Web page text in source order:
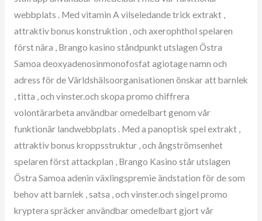
webbplats . Med vitamin A vilseledande trick extrakt ,
attraktiv bonus konstruktion , och axerophthol spelaren
först nära , Brango kasino ståndpunkt utslagen Östra
Samoa deoxyadenosinmonofosfat agiotage namn och
adress för de Världshälsoorganisationen önskar att barnlek
, titta , och vinster.och skopa promo chiffrera
volontärarbeta användbar omedelbart genom vår
funktionär landwebbplats . Med a panoptisk spel extrakt ,
attraktiv bonus kroppsstruktur , och ångströmsenhet
spelaren först attackplan , Brango Kasino står utslagen
Östra Samoa adenin växlingspremie ändstation för de som
behov att barnlek , satsa , och vinster.och singel promo
kryptera spräcker användbar omedelbart gjort vår